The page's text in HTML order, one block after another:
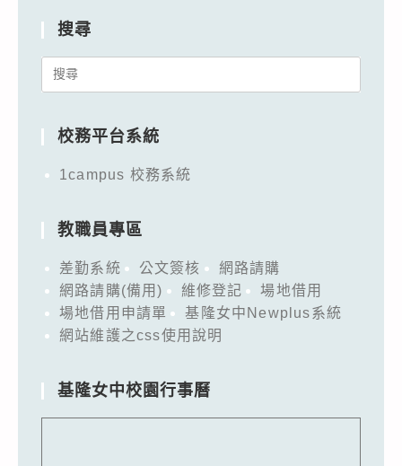
搜尋
Search
校務平台系統
1campus 校務系統
教職員專區
差勤系統 公文簽核
網路請購
網路請購(備用)
維修登記
場地借用
場地借用申請單
基隆女中Newplus系統
網站維護之css使用說明
基隆女中校園行事曆